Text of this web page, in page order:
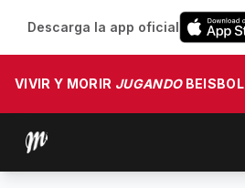
Descarga la app oficial
VIVIR Y MORIR JUGANDOBEISBOL